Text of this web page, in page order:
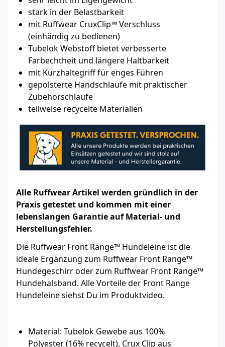
stark in der Belastbarkeit
mit Ruffwear CruxClip™ Verschluss
(einhändig zu bedienen)
Tubelok Webstoff bietet verbesserte
Farbechtheit und längere Haltbarkeit
mit Kurzhaltegriff für enges Führen
gepolsterte Handschlaufe mit praktischer
Zubehörschlaufe
teilweise recycelte Materialien
Alle Ruffwear Artikel werden gründlich in der
Praxis getestet und kommen mit einer
lebenslangen Garantie auf Material- und
Herstellungsfehler.
Die Ruffwear Front Range™ Hundeleine ist die
ideale Ergänzung zum Ruffwear Front Range™
Hundegeschirr oder zum Ruffwear Front Range™
Hundehalsband. Alle Vorteile der Front Range
Hundeleine siehst Du im Produktvideo.
Material: Tubelok Gewebe aus 100%
Polyester (16% recycelt), Crux Clip aus